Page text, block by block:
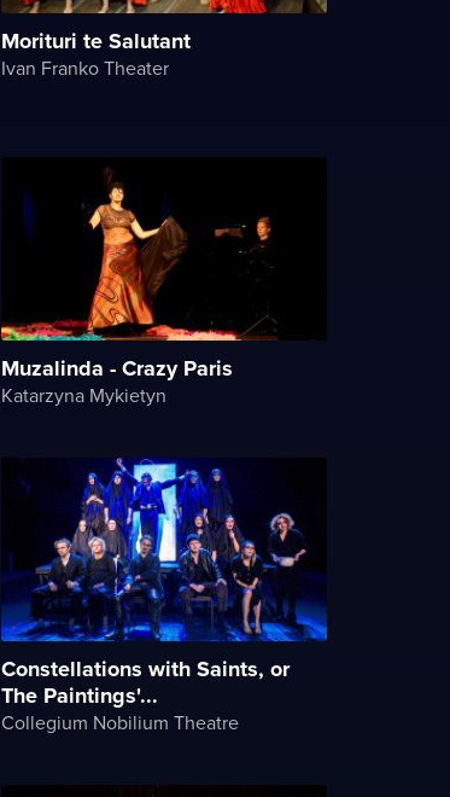
Morituri te Salutant
Ivan Franko Theater
Muzalinda - Crazy Paris
Katarzyna Mykietyn
Constellations with Saints, or
The Paintings'...
Collegium Nobilium Theatre